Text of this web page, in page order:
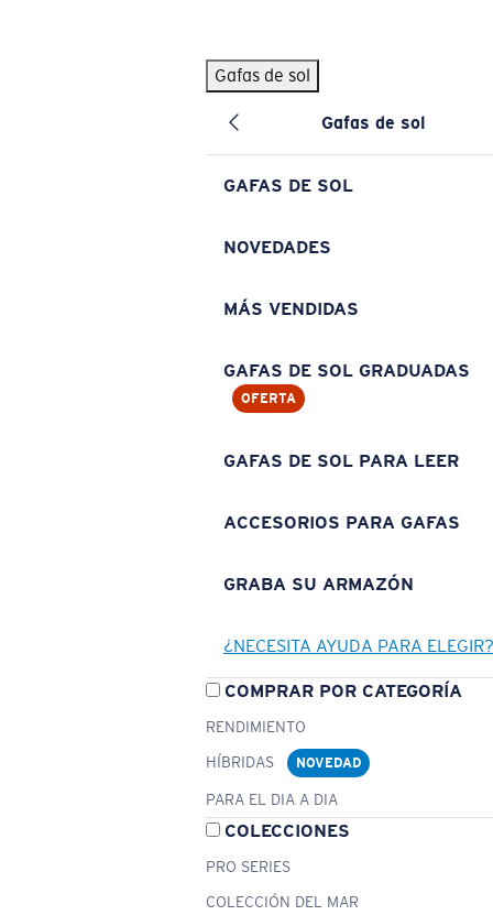
Gafas de sol
Gafas de sol
GAFAS DE SOL
NOVEDADES
MÁS VENDIDAS
GAFAS DE SOL GRADUADAS
OFERTA
GAFAS DE SOL PARA LEER
ACCESORIOS PARA GAFAS
GRABA SU ARMAZÓN
¿NECESITA AYUDA PARA ELEGIR?
COMPRAR POR CATEGORÍA
RENDIMIENTO
HÍBRIDAS
NOVEDAD
PARA EL DIA A DIA
COLECCIONES
PRO SERIES
COLECCIÓN DEL MAR
BÚSQUEDAS POPULARES
Pilothouse PRO Limited Edition Pack Exclusivo
Gafas de sol personalizadas
Los más vendidos de gafas de sol